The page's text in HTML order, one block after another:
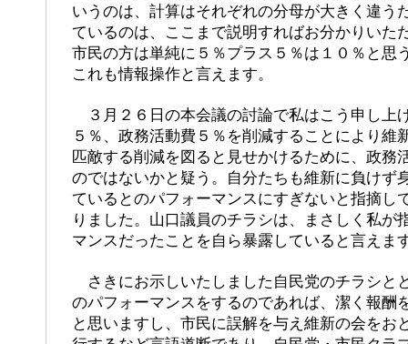
いうのは、計算はそれぞれの分母が大きく違う
ているのは、ここまで説明すればお分かりいた
市民の方は単純に５％プラス５％は１０％と思
これも情報操作と言えます。
３月２６日の本会議の討論で私はこう申し上
５％、政務活動費５％を削減することにより維
匹敵する削減を図ると見せかけるために、政務
のではないかと疑う。自分たちも維新に負けず
ているとのパフォーマンスにすぎないと指摘し
りました。山口議員のチラシは、まさしく私が
マンスだったことを自ら暴露していると言えま
さきにお示しいたしました自民党のチラシと
のパフォーマンスをするのであれば、潔く報酬
と思いますし、市民に誤解を与え維新の会をお